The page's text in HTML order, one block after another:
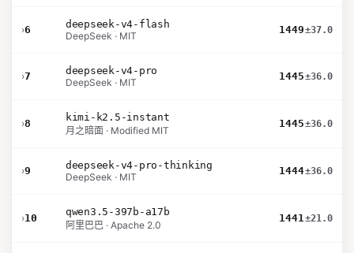
›6
deepseek-v4-flash
DeepSeek · MIT
1449±37.0
›7
deepseek-v4-pro
DeepSeek · MIT
1445±36.0
›8
kimi-k2.5-instant
月之暗面 · Modified MIT
1445±36.0
›9
deepseek-v4-pro-thinking
DeepSeek · MIT
1444±36.0
›10
qwen3.5-397b-a17b
阿里巴巴 · Apache 2.0
1441±21.0